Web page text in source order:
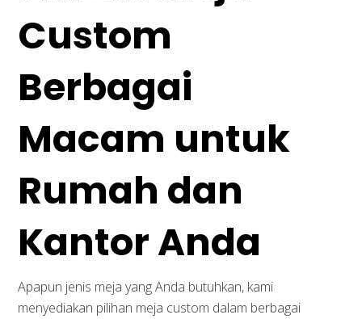
Custom
Berbagai
Macam untuk
Rumah dan
Kantor Anda
Apapun jenis meja yang Anda butuhkan, kami
menyediakan pilihan meja custom dalam berbagai